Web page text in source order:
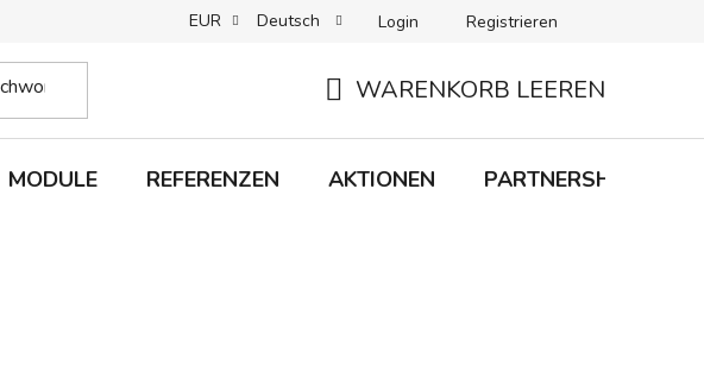
ABHOLUNG + LIEFERUNG RÜCKGABEN B2C-BEDINGUNGEN
EUR Deutsch Login Registrieren
WARENKORB LEEREN
MODULE REFERENZEN AKTIONEN PARTNERSHIP